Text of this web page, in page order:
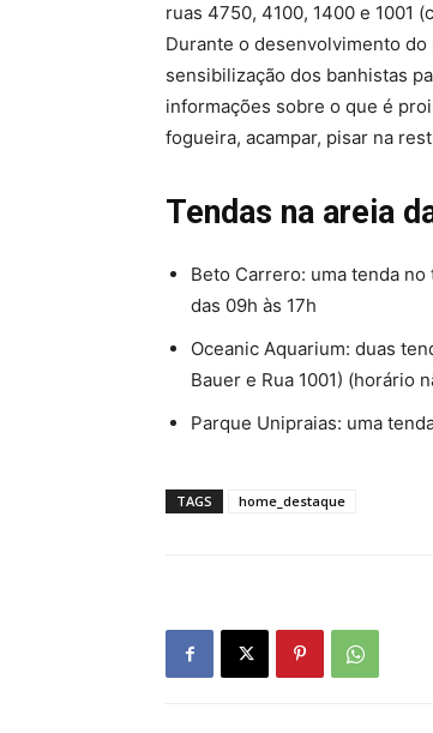
ruas 4750, 4100, 1400 e 1001
Durante o desenvolvimento
sensibilização dos banhistas
informações sobre o que é
fogueira, acampar, pisar na
Tendas na areia
Beto Carrero: uma tenda no
das 09h às 17h
Oceanic Aquarium: duas
Bauer e Rua 1001) (horário
Parque Unipraias: uma
TAGS home_destaque